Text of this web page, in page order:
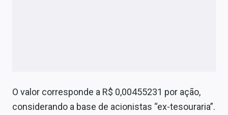
Tecnologia
O valor corresponde a R$ 0,00455231 por ação,
considerando a base de acionistas “ex-tesouraria”.